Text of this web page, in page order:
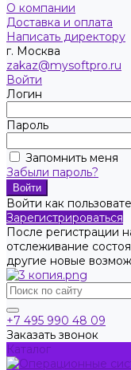
О компании
Доставка и оплата
Написать директору
г. Москва
zakaz@mysoftpro.ru
Войти
Логин
Пароль
Запомнить меня
Забыли пароль?
Войти как
Зарегистрироваться
После регистрации
отслеживание
другие новые
+7 495 990 48 09
Заказать звонок
Каталог